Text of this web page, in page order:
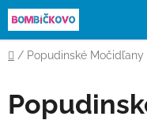
Prejsť
na
obsah
Domov
/ Popudinské Močidľany